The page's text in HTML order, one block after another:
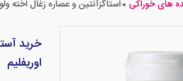
های خوراکی ◄استاگزآنتین و عصاره زغال اخته
خرید
اوریفلیم